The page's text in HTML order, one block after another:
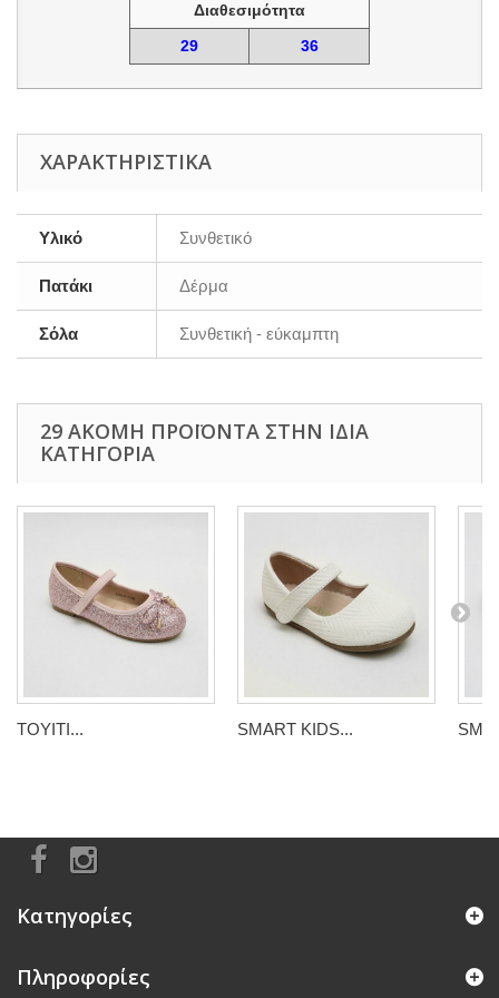
Διαθεσιμότητα
29
36
ΧΑΡΑΚΤΗΡΙΣΤΙΚΆ
Υλικό Συνθετικό
Πατάκι Δέρμα
Σόλα Συνθετική - εύκαμπτη
29 ΑΚΌΜΗ ΠΡΟΪΌΝΤΑ ΣΤΗΝ ΊΔΙΑ
ΚΑΤΗΓΟΡΊΑ
TOYITI... SMART KIDS...
Κατηγορίες
Πληροφορίες